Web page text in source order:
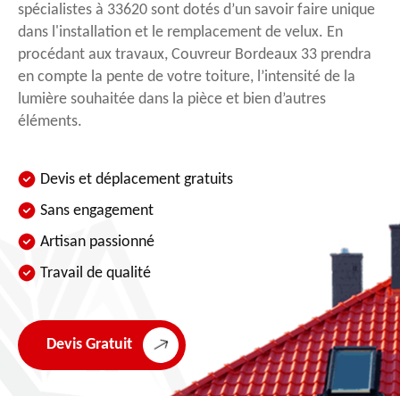
spécialistes à 33620 sont dotés d’un savoir faire unique
dans l'installation et le remplacement de velux. En
procédant aux travaux, Couvreur Bordeaux 33 prendra
en compte la pente de votre toiture, l’intensité de la
lumière souhaitée dans la pièce et bien d’autres
éléments.
Devis et déplacement gratuits
Sans engagement
Artisan passionné
Travail de qualité
Devis Gratuit